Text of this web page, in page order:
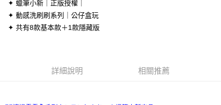
AFTEE先享後付是「在收到商品之後才付款」的支付方式。 讓您購物簡單
便利好安心！
１．簡單：不需註冊會員、不需綁卡、不需儲值。
２．便利：只要手機號碼，簡訊認證，即可結帳。
１．於結帳方式選擇「AFTEE先享後付」後，將跳轉至「AFTEE先享後付」
結帳頁面，進行簡訊認證並確認金額後，即可完成結帳。
ATM／網路銀行／等多元方式進行付款，方視為交易完成。
ATM付款
運送方式
付款後全家取貨
✦ 蠟筆小新｜正版授權｜
✦ 動感洗刷刷系列｜公仔盒玩
✦ 共有8款基本款＋1款隱藏版
詳細說明 相關推薦